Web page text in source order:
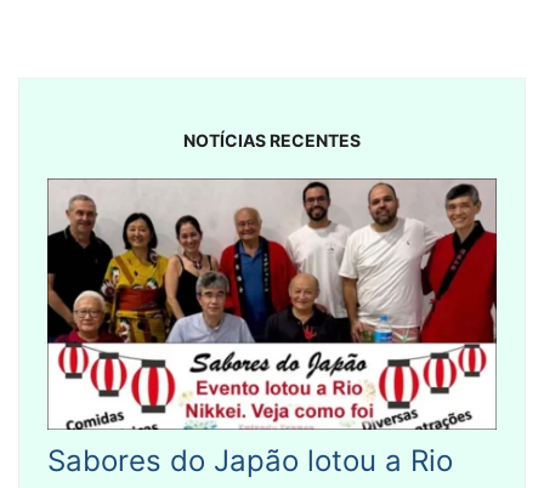
NOTÍCIAS RECENTES
Sabores do Japão lotou a Rio